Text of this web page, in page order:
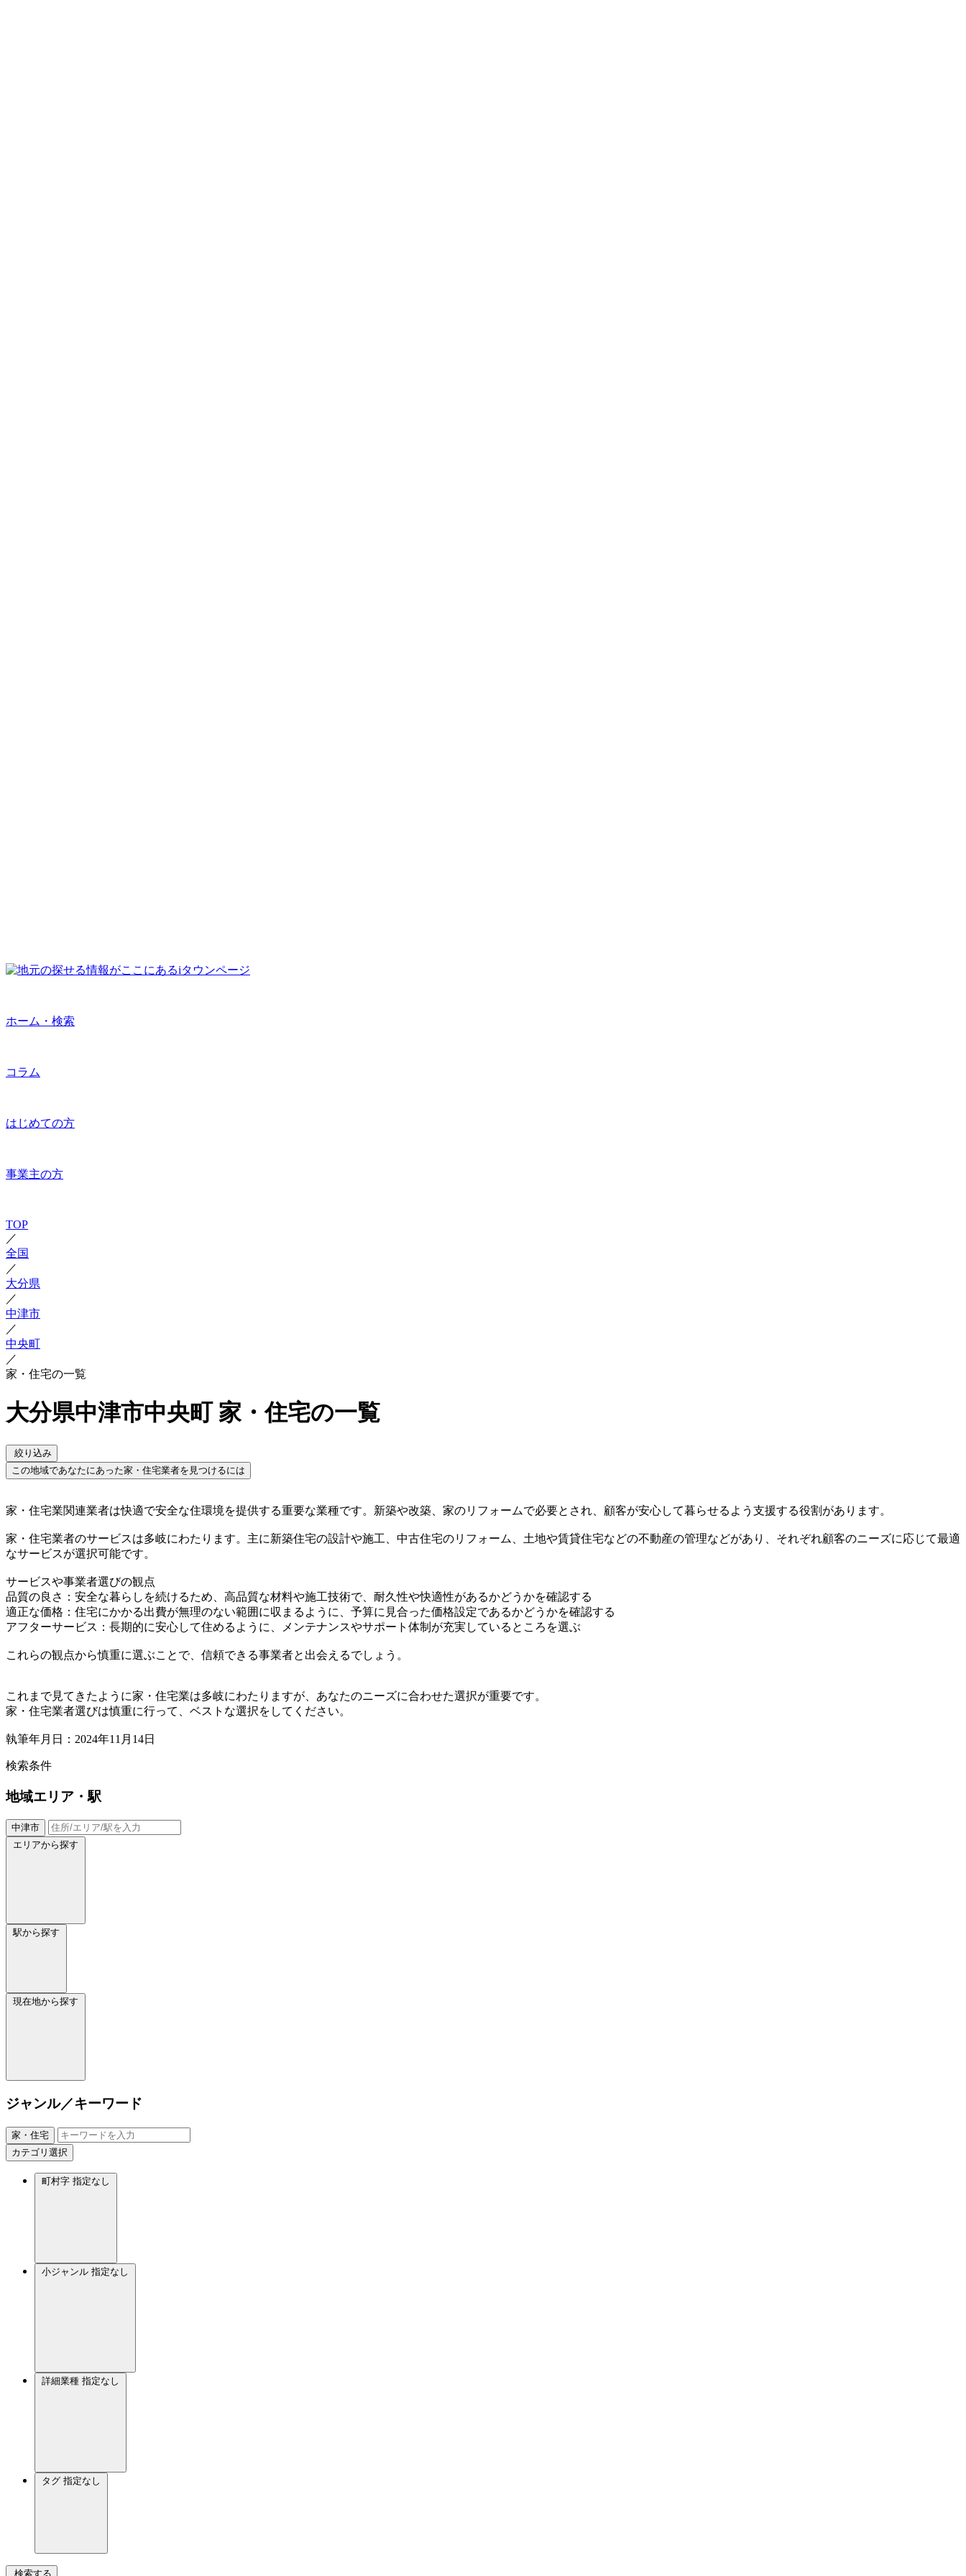
ホーム・検索
コラム
はじめての方
事業主の方
TOP
／
全国
／
大分県
／
中津市
／
中央町
／
家・住宅の一覧
大分県中津市中央町 家・住宅の一覧
絞り込み
この地域であなたにあった家・住宅業者を見つけるには
家・住宅業関連業者は快適で安全な住環境を提供する重要な業種です。新築や改築、家のリフォームで必要とされ、顧客が安心して暮らせるよう支援する役割があります。
家・住宅業者のサービスは多岐にわたります。主に新築住宅の設計や施工、中古住宅のリフォーム、土地や賃貸住宅などの不動産の管理などがあり、それぞれ顧客のニーズに応じて最適
なサービスが選択可能です。
サービスや事業者選びの観点
品質の良さ：安全な暮らしを続けるため、高品質な材料や施工技術で、耐久性や快適性があるかどうかを確認する
適正な価格：住宅にかかる出費が無理のない範囲に収まるように、予算に見合った価格設定であるかどうかを確認する
アフターサービス：長期的に安心して住めるように、メンテナンスやサポート体制が充実しているところを選ぶ
これらの観点から慎重に選ぶことで、信頼できる事業者と出会えるでしょう。
これまで見てきたように家・住宅業は多岐にわたりますが、あなたのニーズに合わせた選択が重要です。
家・住宅業者選びは慎重に行って、ベストな選択をしてください。
執筆年月日：2024年11月14日
検索条件
地域エリア・駅
中津市
エリアから探す
駅から探す
現在地から探す
ジャンル／キーワード
家・住宅
カテゴリ選択
町村字 指定なし
小ジャンル 指定なし
詳細業種 指定なし
タグ 指定なし
検索する